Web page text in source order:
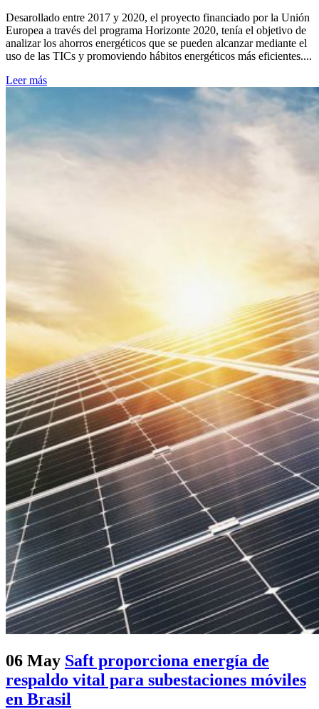
Desarollado entre 2017 y 2020, el proyecto financiado por la Unión
Europea a través del programa Horizonte 2020, tenía el objetivo de
analizar los ahorros energéticos que se pueden alcanzar mediante el
uso de las TICs y promoviendo hábitos energéticos más eficientes....
Leer más
06 May Saft proporciona energía de
respaldo vital para subestaciones móviles
en Brasil